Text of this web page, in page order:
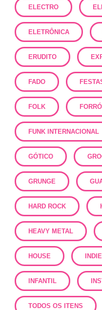
ELECTRO
ELETRÔNICA
ERUDITO
FADO
FOLK FORRÓ
FUNK INTERNACIONAL
GÓTICO
GRUNGE
HARD ROCK
HEAVY METAL
HOUSE INDIE
INFANTIL
TODOS OS ITENS